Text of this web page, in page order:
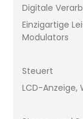
Digitale
Einzigartige
Modulators
Steuert
LCD-Anzeige,